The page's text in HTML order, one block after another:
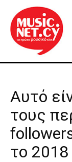
Αυτό
τους
το 2018